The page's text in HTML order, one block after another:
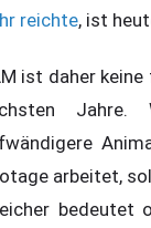
reichte, ist
ist daher
Jahre.
arbeitet,
bedeutet